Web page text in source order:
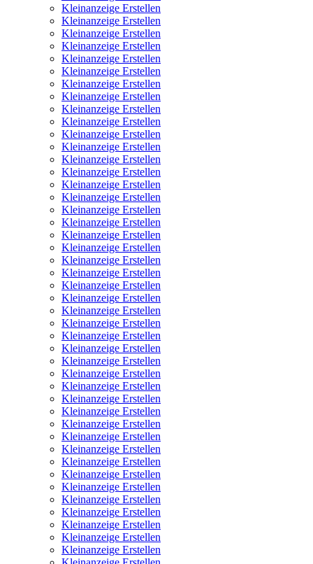
Kleinanzeige Erstellen
Kleinanzeige Erstellen
Kleinanzeige Erstellen
Kleinanzeige Erstellen
Kleinanzeige Erstellen
Kleinanzeige Erstellen
Kleinanzeige Erstellen
Kleinanzeige Erstellen
Kleinanzeige Erstellen
Kleinanzeige Erstellen
Kleinanzeige Erstellen
Kleinanzeige Erstellen
Kleinanzeige Erstellen
Kleinanzeige Erstellen
Kleinanzeige Erstellen
Kleinanzeige Erstellen
Kleinanzeige Erstellen
Kleinanzeige Erstellen
Kleinanzeige Erstellen
Kleinanzeige Erstellen
Kleinanzeige Erstellen
Kleinanzeige Erstellen
Kleinanzeige Erstellen
Kleinanzeige Erstellen
Kleinanzeige Erstellen
Kleinanzeige Erstellen
Kleinanzeige Erstellen
Kleinanzeige Erstellen
Kleinanzeige Erstellen
Kleinanzeige Erstellen
Kleinanzeige Erstellen
Kleinanzeige Erstellen
Kleinanzeige Erstellen
Kleinanzeige Erstellen
Kleinanzeige Erstellen
Kleinanzeige Erstellen
Kleinanzeige Erstellen
Kleinanzeige Erstellen
Kleinanzeige Erstellen
Kleinanzeige Erstellen
Kleinanzeige Erstellen
Kleinanzeige Erstellen
Kleinanzeige Erstellen
Kleinanzeige Erstellen